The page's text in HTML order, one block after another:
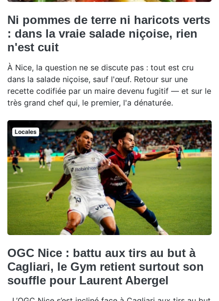
Ni pommes de terre ni haricots verts
: dans la vraie salade niçoise, rien
n'est cuit
À Nice, la question ne se discute pas : tout est cru
dans la salade niçoise, sauf l'œuf. Retour sur une
recette codifiée par un maire devenu fugitif — et sur le
très grand chef qui, le premier, l'a dénaturée.
Locales
OGC Nice : battu aux tirs au but à
Cagliari, le Gym retient surtout son
souffle pour Laurent Abergel